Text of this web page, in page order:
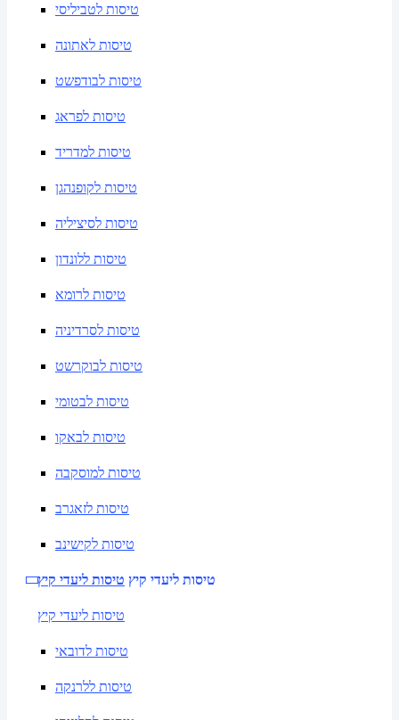
טיסות לטביליסי
טיסות לאתונה
טיסות לבודפשט
טיסות לפראג
טיסות למדריד
טיסות לקופנהגן
טיסות לסיציליה
טיסות ללונדון
טיסות לרומא
טיסות לסרדיניה
טיסות לבוקרשט
טיסות לבטומי
טיסות לבאקו
טיסות למוסקבה
טיסות לזאגרב
טיסות לקישינב
טיסות ליעדי קיץ טיסות ליעדי קיץ
טיסות ליעדי קיץ
טיסות לדובאי
טיסות ללרנקה